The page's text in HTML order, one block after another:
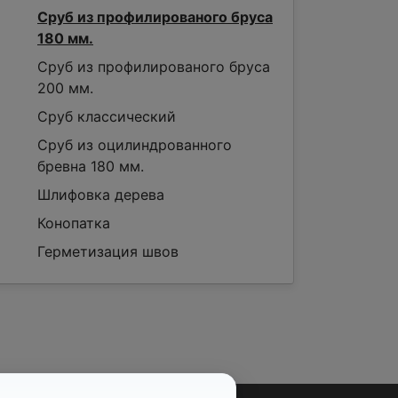
Сруб из профилированого бруса
180 мм.
Сруб из профилированого бруса
200 мм.
Сруб классический
Сруб из оцилиндрованного
бревна 180 мм.
Шлифовка дерева
Конопатка
Герметизация швов